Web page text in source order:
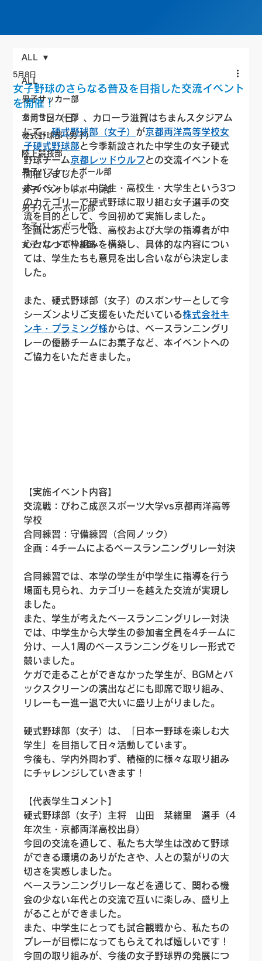
ALL
男子サッカー部
女子サッカー部
硬式野球部 (男子)
陸上競技部
男子バスケットボール部
女子バスケットボール部
男子バレーボール部
女子バレーボール部
女子ハンドボール部
ALL
女子野球のさらなる普及を目指した交流イベント
を開催！
5月8日
5月3日（日）、カローラ滋賀はちまんスタジアム
にて、硬式野球部（女子） が京都両洋高等学校女
子硬式野球部と今季新設された中学生の女子硬式
野球チーム京都レッドウルフとの交流イベントを
開催しました。
本イベントは、中学生・高校生・大学生という3つ
のカテゴリーで硬式野球に取り組む女子選手の交
流を目的として、今回初めて実施しました。
企画にあたっては、高校および大学の指導者が中
心となって枠組みを構築し、具体的な内容につい
ては、学生たちも意見を出し合いながら決定しま
した。
また、硬式野球部（女子）のスポンサーとして今
シーズンよりご支援をいただいている株式会社キ
ンキ・プラミング様からは、ベースランニングリ
レーの優勝チームにお菓子など、本イベントへの
ご協力をいただきました。
【実施イベント内容】
交流戦：びわこ成蹊スポーツ大学vs京都両洋高等
学校
合同練習：守備練習（合同ノック）
企画：4チームによるベースランニングリレー対決
合同練習では、本学の学生が中学生に指導を行う
場面も見られ、カテゴリーを越えた交流が実現し
ました。
また、学生が考えたベースランニングリレー対決
では、中学生から大学生の参加者全員を4チームに
分け、一人1周のベースランニングをリレー形式で
競いました。
ケガで走ることができなかった学生が、BGMとバ
ックスクリーンの演出などにも即席で取り組み、
リレーも一進一退で大いに盛り上がりました。
硬式野球部（女子）は、「日本一野球を楽しむ大
学生」を目指して日々活動しています。
今後も、学内外問わず、積極的に様々な取り組み
にチャレンジしていきます！
【代表学生コメント】
硬式野球部（女子）主将　山田　栞緒里　選手（4
年次生・京都両洋高校出身）
今回の交流を通して、私たち大学生は改めて野球
ができる環境のありがたさや、人との繋がりの大
切さを実感しました。
ベースランニングリレーなどを通じて、関わる機
会の少ない年代との交流で互いに楽しみ、盛り上
がることができました。
また、中学生にとっても試合観戦から、私たちの
プレーが目標になってもらえてれば嬉しいです！
今回の取り組みが、今後の女子野球界の発展につ